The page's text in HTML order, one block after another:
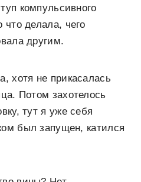
компульсивного
что делала, чего
другим.
хотя не прикасалась
Потом захотелось
тут я уже себя
был запущен, катился